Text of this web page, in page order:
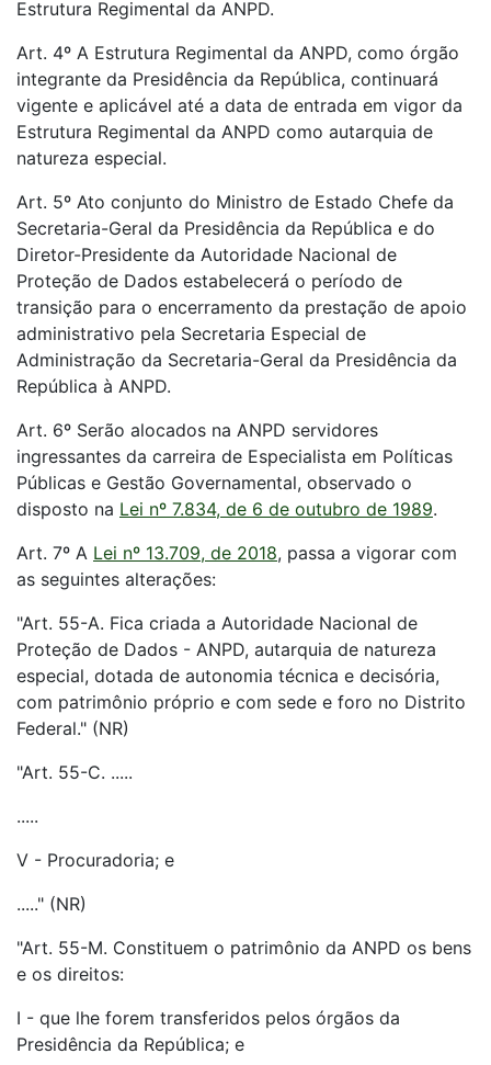
Estrutura Regimental da ANPD.
Art. 4º A Estrutura Regimental da ANPD, como órgão
integrante da Presidência da República, continuará
vigente e aplicável até a data de entrada em vigor da
Estrutura Regimental da ANPD como autarquia de
natureza especial.
Art. 5º Ato conjunto do Ministro de Estado Chefe da
Secretaria-Geral da Presidência da República e do
Diretor-Presidente da Autoridade Nacional de
Proteção de Dados estabelecerá o período de
transição para o encerramento da prestação de apoio
administrativo pela Secretaria Especial de
Administração da Secretaria-Geral da Presidência da
República à ANPD.
Art. 6º Serão alocados na ANPD servidores
ingressantes da carreira de Especialista em Políticas
Públicas e Gestão Governamental, observado o
disposto na Lei nº 7.834, de 6 de outubro de 1989.
Art. 7º A Lei nº 13.709, de 2018, passa a vigorar com
as seguintes alterações:
"Art. 55-A. Fica criada a Autoridade Nacional de
Proteção de Dados - ANPD, autarquia de natureza
especial, dotada de autonomia técnica e decisória,
com patrimônio próprio e com sede e foro no Distrito
Federal." (NR)
"Art. 55-C. .....
.....
V - Procuradoria; e
....." (NR)
"Art. 55-M. Constituem o patrimônio da ANPD os bens
e os direitos:
I - que lhe forem transferidos pelos órgãos da
Presidência da República; e